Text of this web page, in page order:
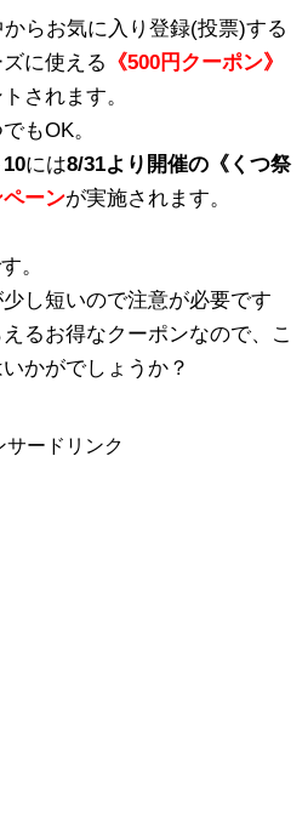
らお気に入り登録(投票)する
に使える 《500円クーポン》
されます。
もOK。
には8/31より開催の《くつ祭
ーンが実施されます。
。
し短いので注意が必要です
るお得なクーポンなので、こ
かがでしょうか？
サードリンク